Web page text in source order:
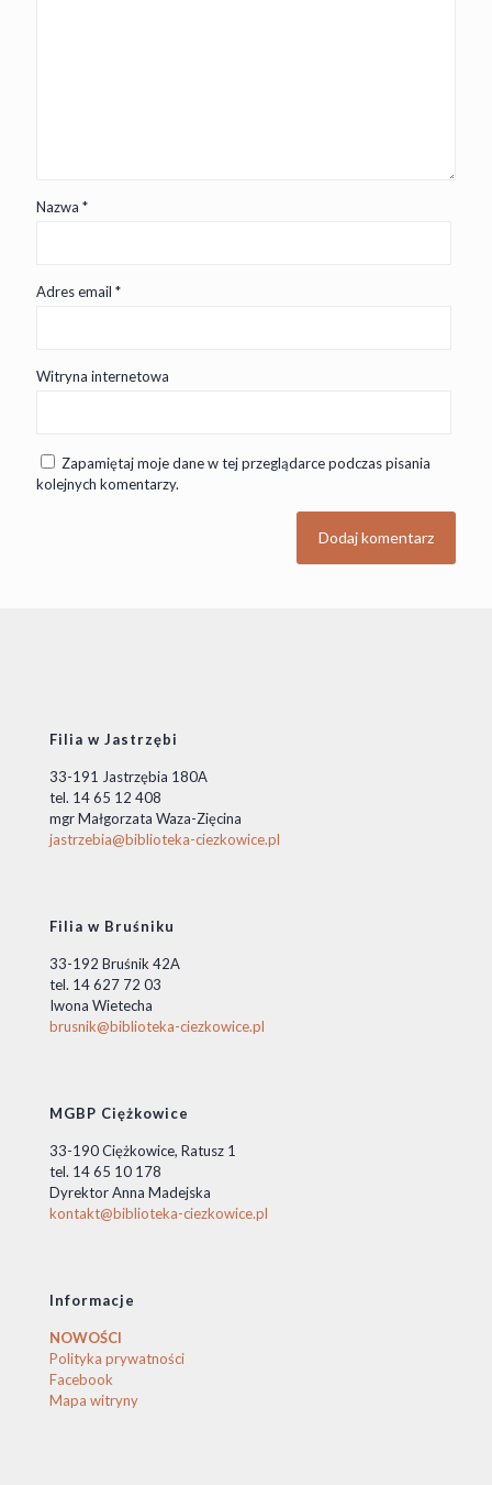
Nazwa *
Adres email *
Witryna internetowa
Zapamiętaj moje dane w tej przeglądarce podczas pisania
kolejnych komentarzy.
Filia w Jastrzębi
33-191 Jastrzębia 180A
tel. 14 65 12 408
mgr Małgorzata Waza-Zięcina
jastrzebia@biblioteka-ciezkowice.pl
Filia w Bruśniku
33-192 Bruśnik 42A
tel. 14 627 72 03
Iwona Wietecha
brusnik@biblioteka-ciezkowice.pl
MGBP Ciężkowice
33-190 Ciężkowice, Ratusz 1
tel. 14 65 10 178
Dyrektor Anna Madejska
kontakt@biblioteka-ciezkowice.pl
Informacje
NOWOŚCI
Polityka prywatności
Facebook
Mapa witryny